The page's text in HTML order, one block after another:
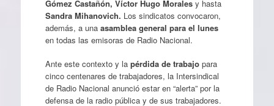
Gómez Castañón, Víctor Hugo Moralesy hasta
Sandra Mihanovich. Los sindicatos convocaron,
además, a una asamblea general para el lunes
en todas las emisoras de Radio Nacional.
Ante este contexto y la pérdida de trabajopara
cinco centenares de trabajadores, la Intersindical
de Radio Nacional anunció estar en “alerta” por la
defensa de la radio pública y de sus trabajadores.